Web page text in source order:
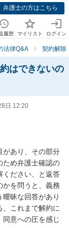
弁護士の方はこちら
履歴 マイリスト ログイン
法律Q&A 契約解除
はできないの
日 12:20
があり、その部分
ため弁護士確認の
ください、と返答
かを問うと、義務
昧な回答があり
、これまで解約に
意への圧を感じ